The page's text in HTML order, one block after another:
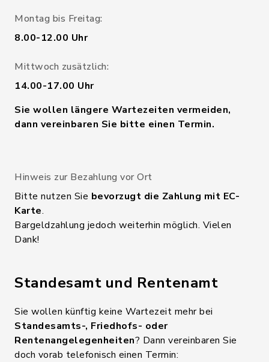
Montag bis Freitag:
8.00-12.00 Uhr
Mittwoch zusätzlich:
14.00-17.00 Uhr
Sie wollen längere Wartezeiten vermeiden,
dann vereinbaren Sie bitte einen Termin.
Hinweis zur Bezahlung vor Ort
Bitte nutzen Sie bevorzugt die Zahlung mit EC-
Karte.
Bargeldzahlung jedoch weiterhin möglich. Vielen
Dank!
Standesamt und Rentenamt
Sie wollen künftig keine Wartezeit mehr bei
Standesamts-, Friedhofs- oder
Rentenangelegenheiten? Dann vereinbaren Sie
doch vorab telefonisch einen Termin: